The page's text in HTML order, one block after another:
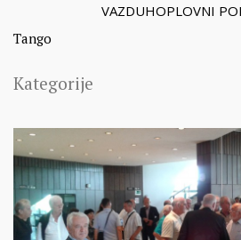
VAZDUHOPLOVNI
Tango
Kategorije